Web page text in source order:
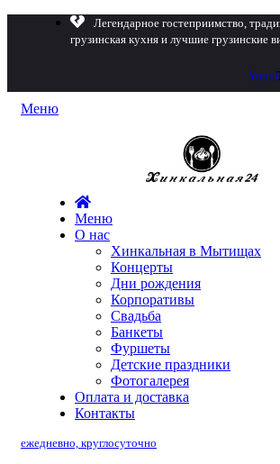
Легендарное гостеприимство,
грузинская кухня и лучшие грузинские
Меню
Меню
О нас
Хинкальная в Мытищах
Концерты
Дни рождения
Корпоративы
Свадьба
Банкеты
Фуршеты
Детские праздники
Фотогалерея
Оплата и доставка
Контакты
ежедневно, круглосуточно